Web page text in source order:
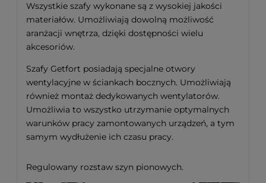
Wszystkie szafy wykonane są z wysokiej jakości
materiałów. Umożliwiają dowolną możliwość
aranżacji wnętrza, dzięki dostępności wielu
akcesoriów.
Szafy Getfort posiadają specjalne otwory
wentylacyjne w ściankach bocznych. Umożliwiają
również montaż dedykowanych wentylatorów.
Umożliwia to wszystko utrzymanie optymalnych
warunków pracy zamontowanych urządzeń, a tym
samym wydłużenie ich czasu pracy.
Regulowany rozstaw szyn pionowych.